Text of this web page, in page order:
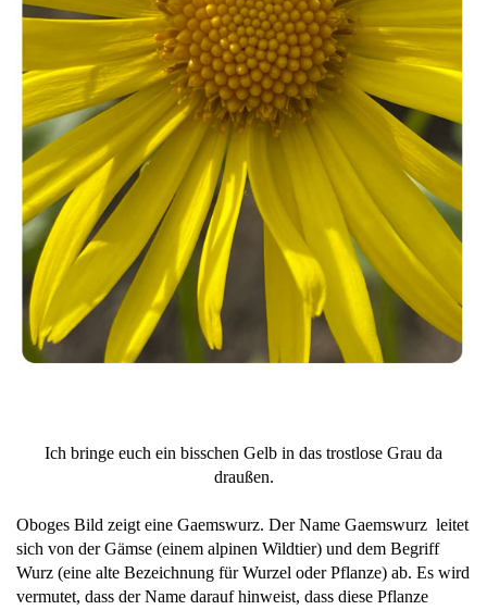
Ich bringe euch ein bisschen Gelb in das trostlose Grau da
draußen.
Oboges Bild zeigt eine Gaemswurz. Der Name Gaemswurz leitet
sich von derGämse (einem alpinen Wildtier) und dem Begriff
Wurz (eine alte Bezeichnung für Wurzel oder Pflanze) ab. Es wird
vermutet, dass der Name darauf hinweist, dass diese Pflanze